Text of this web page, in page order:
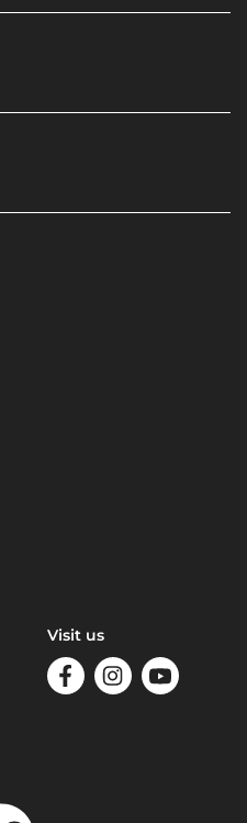
Visit us